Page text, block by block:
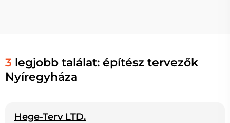
3 legjobb találat: építész tervezők
Nyíregyháza
Hege-Terv LTD.